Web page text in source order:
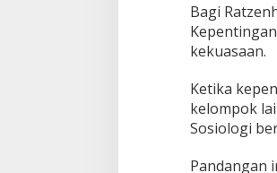
Bagi
kekuasaan.
Ketika
kelompok
Sosiologi
Pandangan